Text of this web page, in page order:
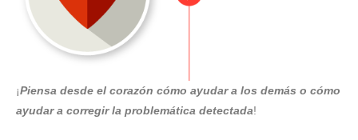
¡Piensa desde el corazón cómo ayudar a los demás o cómo
ayudar a corregir la problemática detectada!